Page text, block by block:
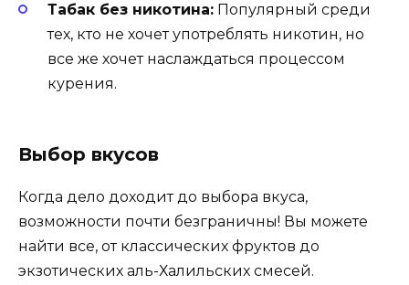
Табак без никотина: Популярный среди
тех, кто не хочет употреблять никотин, но
все же хочет наслаждаться процессом
курения.
Выбор вкусов
Когда дело доходит до выбора вкуса,
возможности почти безграничны! Вы можете
найти все, от классических фруктов до
экзотических аль-Халильских смесей.